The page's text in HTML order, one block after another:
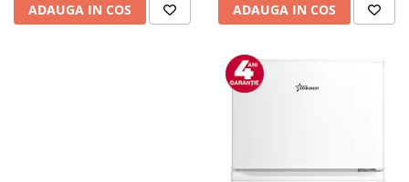
ADAUGA IN COS ADAUGA IN COS